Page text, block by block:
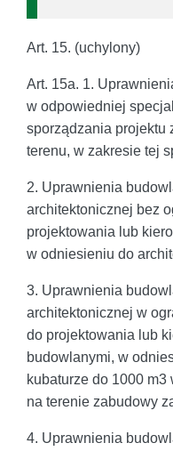
Art. 15. (uchylony)
Art. 15a. 1.
w odpowiedniej
sporządzania projektu
terenu, w zakresie tej
2. Uprawnienia
architektonicznej bez
projektowania lub
w odniesieniu do
3. Uprawnienia
architektonicznej w
do projektowania lub
budowlanymi, w
kubaturze do 1000
na terenie zabudowy
4. Uprawnienia